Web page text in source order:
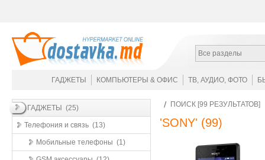
Все разделы
ГАДЖЕТЫ КОМПЬЮТЕРЫ & ОФИС ТВ, АУДИО, ФОТО
ГАДЖЕТЫ (25)
Телефония и связь (13)
Мобильные телефоны (1)
ПОИСК [99 РЕЗУЛЬТАТОВ]
'SONY' (99)